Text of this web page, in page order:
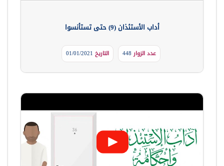
أداب الأستئذان (9) حتى تستأنسوا
عدد الزوار التاريخ